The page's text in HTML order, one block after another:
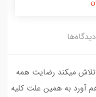
دیدگاه‌ها
تلاش میکند رضایت همه
آورد به همین علت کلیه